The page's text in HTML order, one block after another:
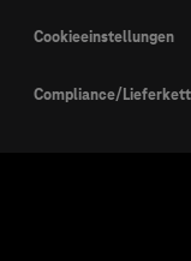
Cookieeinstellungen
Compliance/